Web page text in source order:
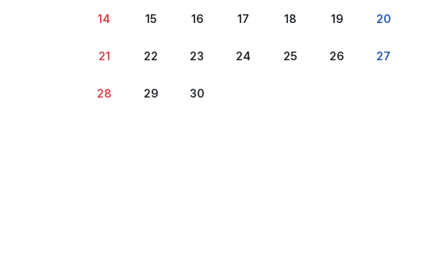
14 15 16 17 18 19 20
21 22 23 24 25 26 27
28 29 30